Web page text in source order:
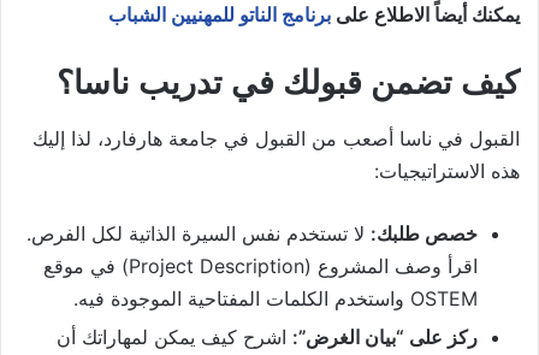
يمكنك أيضاً الاطلاع على برنامج الناتو للمهنيين الشباب
كيف تضمن قبولك في تدريب ناسا؟
القبول في ناسا أصعب من القبول في جامعة هارفارد، لذا إليك
هذه الاستراتيجيات:
خصص طلبك: لا تستخدم نفس السيرة الذاتية لكل الفرص.
اقرأ وصف المشروع (Project Description) في موقع
OSTEM واستخدم الكلمات المفتاحية الموجودة فيه.
ركز على “بيان الغرض”: اشرح كيف يمكن لمهاراتك أن